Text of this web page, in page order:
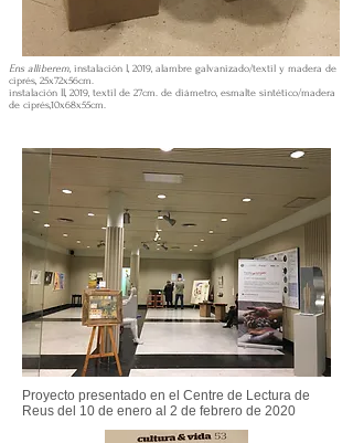
Ens alliberem, instalación I, 2019, alambre galvanizado/textil y madera de
ciprés, 25x72x56cm.
instalación II, 2019, textil de 27cm. de diámetro, esmalte sintético/madera
de ciprés,10x68x55cm.
Proyecto presentado en el Centre de Lectura de
Reus del 10 de enero al 2 de febrero de 2020